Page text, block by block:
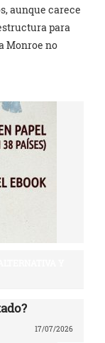
aunque carece
para
Monroe no
17/07/2026